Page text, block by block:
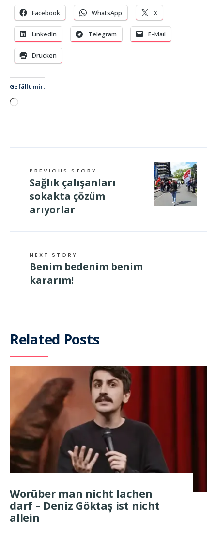
Facebook WhatsApp X
LinkedIn Telegram E-Mail
Drucken
Gefällt mir:
Wird
PREVIOUS STORY
Sağlık çalışanları
sokakta çözüm
arıyorlar
NEXT STORY
Benim bedenim benim
kararım!
Related Posts
Worüber man nicht lachen
darf – Deniz Göktaş ist nicht
allein